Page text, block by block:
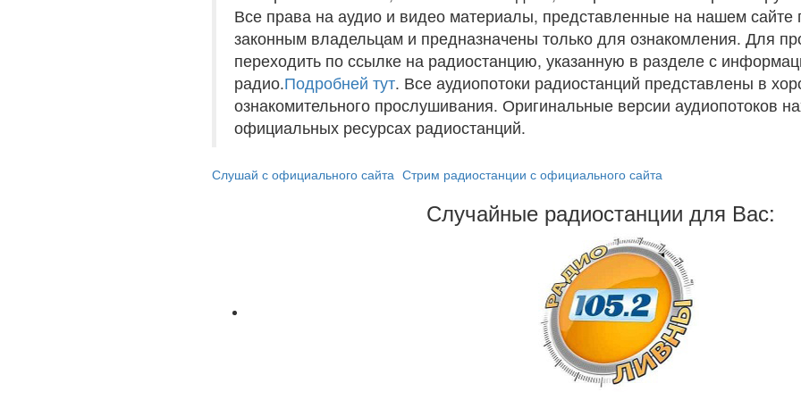
Все права на аудио и видео материалы, представленные на нашем сайте
законным владельцам и предназначены только для ознакомления. Для
переходить по ссылке на радиостанцию, указанную в разделе с
радио.Подробней тут. Все аудиопотоки радиостанций представлены в
ознакомительного прослушивания. Оригинальные версии аудиопотоков
официальных ресурсах радиостанций.
Слушай с официального сайта Стрим радиостанции с официального сайта
Случайные радиостанции для Вас: